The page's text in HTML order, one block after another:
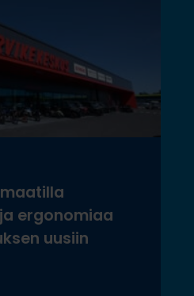
ergonomiaa
uusiin